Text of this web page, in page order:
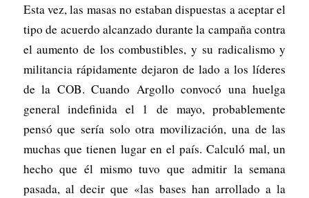
Esta vez, las masas no estaban dispuestas a aceptar el
tipo de acuerdo alcanzado durante la campaña contra
el aumento de los combustibles, y su radicalismo y
militancia rápidamente dejaron de lado a los líderes
de la COB. Cuando Argollo convocó una huelga
general indefinida el 1 de mayo, probablemente
pensó que sería solo otra movilización, una de las
muchas que tienen lugar en el país. Calculó mal, un
hecho que él mismo tuvo que admitir la semana
pasada, al decir que «las bases han arrollado a la